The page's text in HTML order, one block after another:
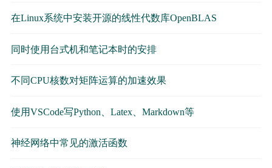
在Linux系统中安装开源的线性代数库OpenBLAS
同时使用台式机和笔记本时的安排
不同CPU核数对矩阵运算的加速效果
使用VSCode写Python、Latex、Markdown等
神经网络中常见的激活函数